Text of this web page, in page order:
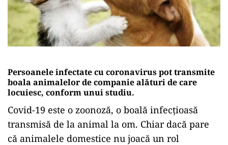
Persoanele infectate cu coronavirus pot transmite
boala animalelor de companie alături de care
locuiesc, conform unui studiu.
Covid-19 este o zoonoză, o boală infecțioasă
transmisă de la animal la om. Chiar dacă pare
că animalele domestice nu joacă un rol